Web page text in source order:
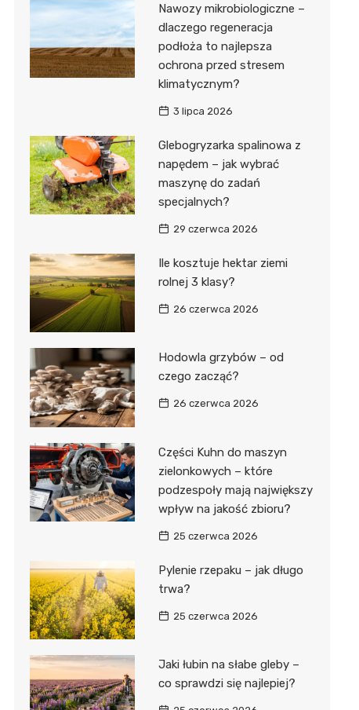
Nawozy mikrobiologiczne –
dlaczego regeneracja
podłoża to najlepsza
ochrona przed stresem
klimatycznym?
3 lipca 2026
Glebogryzarka spalinowa z
napędem – jak wybrać
maszynę do zadań
specjalnych?
29 czerwca 2026
Ile kosztuje hektar ziemi
rolnej 3 klasy?
26 czerwca 2026
Hodowla grzybów – od
czego zacząć?
26 czerwca 2026
Części Kuhn do maszyn
zielonkowych – które
podzespoły mają największy
wpływ na jakość zbioru?
25 czerwca 2026
Pylenie rzepaku – jak długo
trwa?
25 czerwca 2026
Jaki łubin na słabe gleby –
co sprawdzi się najlepiej?